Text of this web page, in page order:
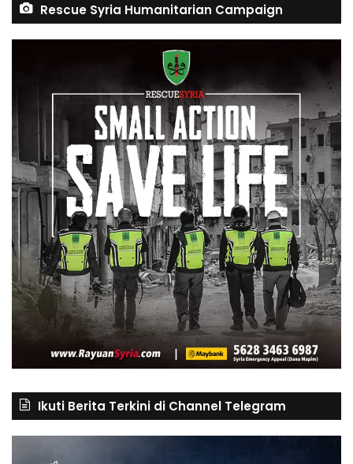
Rescue Syria Humanitarian Campaign
Ikuti Berita Terkini di Channel Telegram